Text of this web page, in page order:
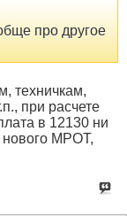
про другое
техничкам,
при расчете
в 12130 ни
нового МРОТ,